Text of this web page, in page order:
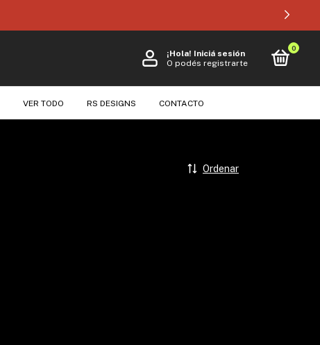
¡Hola! Iniciá sesión
O podés registrarte
0
VER TODO RS DESIGNS CONTACTO
Ordenar